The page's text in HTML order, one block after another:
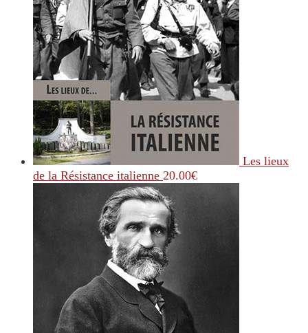
Les lieux
de la Résistance italienne 20.00€